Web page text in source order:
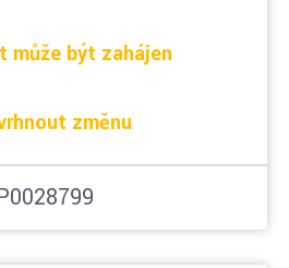
může být zahájen
změnu